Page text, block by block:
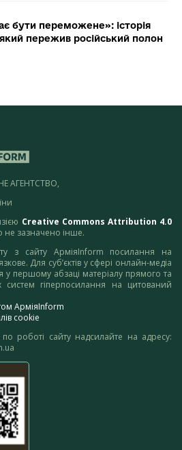
бути переможене»: історія
пережив російський полон
АГЕНТСТВО,
Creative Commons Attribution 4.0
не зазначено інше.
з сайту АрміяInform посилання на
Для суб’єктів у сфері онлайн-медіа
у першому абзаці матеріалу прямого та
систем гіперпосилання на цитований
АрміяInform
cookie
роботі сайту надсилайте на адресу: